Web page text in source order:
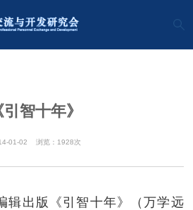
引智十年》
01-02 浏览：1928次
辑出版《引智十年》（万学远